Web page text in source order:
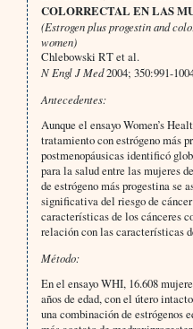
COLORRECTAL EN LAS
(Estrogen plus progestin and
women)
Chlebowski RT et al.
N Engl J Med2004; 350:991-
Antecedentes:
Aunque el ensayo Women’s
tratamiento con estrógeno más
postmenopáusicas identificó
para la salud entre las mujeres
de estrógeno más progestina se
significativa del riesgo de
características de los cánceres
relación con las características
Método:
En el ensayo WHI, 16.608
años de edad, con el útero
una combinación de estrógenos